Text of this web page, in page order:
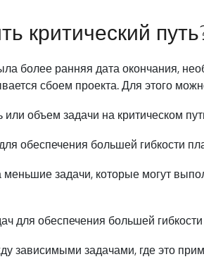
критический
более ранняя дата окончания,
сбоем проекта. Для этого
объем задачи на критическом
обеспечения большей гибкости
меньшие задачи, которые могут
для обеспечения большей
зависимыми задачами, где это